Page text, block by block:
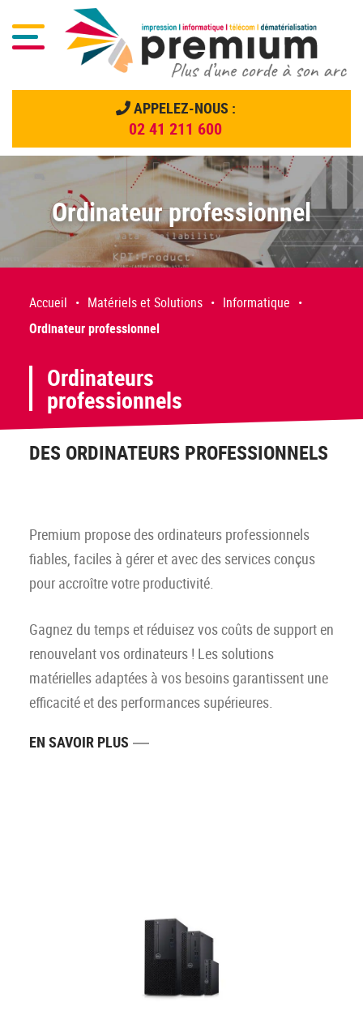
APPELEZ-NOUS :
02 41 211 600
Passer
contenu
Menu principal
Menu
Ordinateur professionnel
Accueil • Matériels et Solutions • Informatique •
Ordinateur professionnel
Ordinateurs
professionnels
DES ORDINATEURS PROFESSIONNELS
Premium propose des ordinateurs professionnels
fiables, faciles à gérer et avec des services conçus
pour accroître votre productivité.
Gagnez du temps et réduisez vos coûts de support en
renouvelant vos ordinateurs ! Les solutions
matérielles adaptées à vos besoins garantissent une
efficacité et des performances supérieures.
EN SAVOIR PLUS